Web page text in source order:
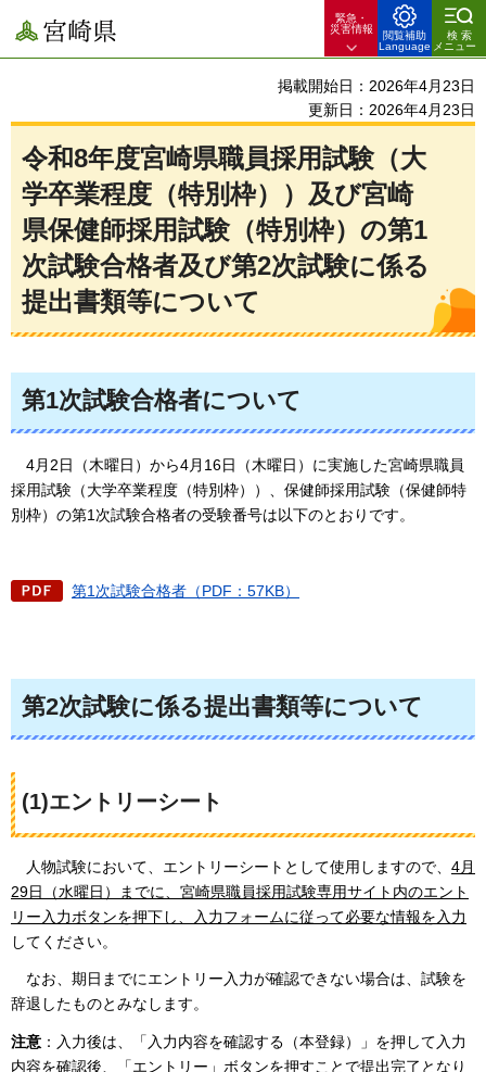
宮崎県
緊急・
災害情報
閲覧補助
Language
検索
メニュー
掲載開始日：2026年4月23日
更新日：2026年4月23日
令和8年度宮崎県職員採用試験（大
学卒業程度（特別枠））及び宮崎
県保健師採用試験（特別枠）の第1
次試験合格者及び第2次試験に係る
提出書類等について
第1次試験合格者について
4月2日（木曜日）から4月16日（木曜日）に実施した宮崎県職員
採用試験（大学卒業程度（特別枠））、保健師採用試験（保健師特
別枠）の第1次試験合格者の受験番号は以下のとおりです。
第1次試験合格者（PDF：57KB）
第2次試験に係る提出書類等について
(1)エントリーシート
人物試験において、エントリーシートとして使用しますので、 4月
29日（水曜日）までに、宮崎県職員採用試験専用サイト内のエント
リー入力ボタンを押下し、入力フォームに従って必要な情報を入力
してください。
なお、期日までにエントリー入力が確認できない場合は、試験を
辞退したものとみなします。
注意 ：入力後は、「入力内容を確認する（本登録）」を押して入力
内容を確認後、「エントリー」ボタンを押すことで提出完了となり